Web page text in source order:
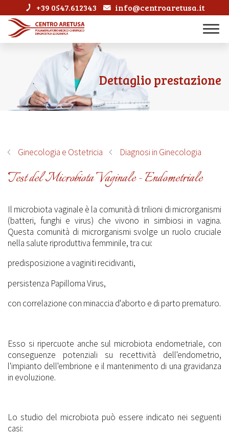
+39 0547.612343 info@centroaretusa.it
Dettaglio prestazione
Ginecologia e Ostetricia Diagnosi in Ginecologia
Test del Microbiota Vaginale - Endometriale
Il microbiota vaginale è la comunità di trilioni di microrganismi
(batteri, funghi e virus) che vivono in simbiosi in vagina.
Questa comunità di microrganismi svolge un ruolo cruciale
nella salute riproduttiva femminile, tra cui:
predisposizione a vaginiti recidivanti,
persistenza Papilloma Virus,
con correlazione con minaccia d'aborto e di parto prematuro.
Esso si ripercuote anche sul microbiota endometriale, con
conseguenze potenziali su recettività dell'endometrio,
l'impianto dell'embrione e il mantenimento di una gravidanza
in evoluzione.
Lo studio del microbiota può essere indicato nei seguenti
casi: